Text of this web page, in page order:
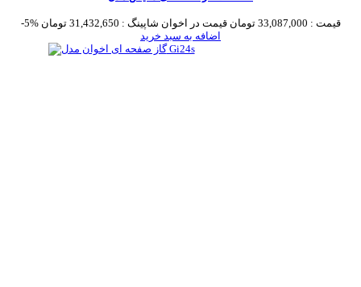
-5% قیمت : 33,087,000 تومان قیمت در اخوان شاپینگ : 31,432,650 تومان
اضافه به سبد خرید